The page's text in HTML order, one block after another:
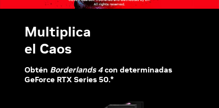
Multiplica
el Caos
Obtén Borderlands 4con determinadas
GeForce RTX Series 50.*